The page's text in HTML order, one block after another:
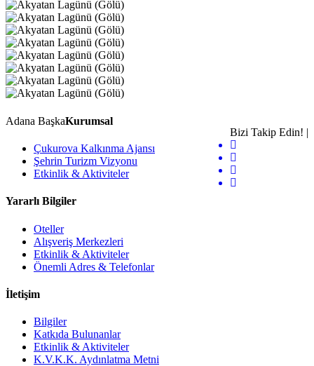
Adana Başka
Bizi Takip Edin! |
Kurumsal
Çukurova Kalkınma Ajansı
Şehrin Turizm Vizyonu
Etkinlik & Aktiviteler
Yararlı Bilgiler
Oteller
Alışveriş Merkezleri
Etkinlik & Aktiviteler
Önemli Adres & Telefonlar
İletişim
Bilgiler
Katkıda Bulunanlar
Etkinlik & Aktiviteler
K.V.K.K. Aydınlatma Metni